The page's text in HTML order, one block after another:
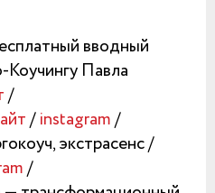
вводный
Коучингу Павла
/
/instagram/
экстрасенс /
/